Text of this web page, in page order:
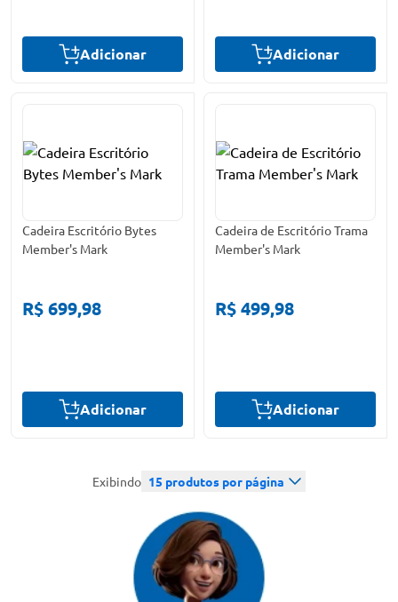
Adicionar Adicionar
Cadeira Escritório Bytes
Member's Mark
R$ 699,98
Adicionar
Cadeira de Escritório Trama
Member's Mark
R$ 499,98
Adicionar
Exibindo 15 produtos por página